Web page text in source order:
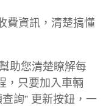
費資訊，清楚搞懂
助您清楚瞭解每
，只要加入車輛
詢” 更新按鈕，一